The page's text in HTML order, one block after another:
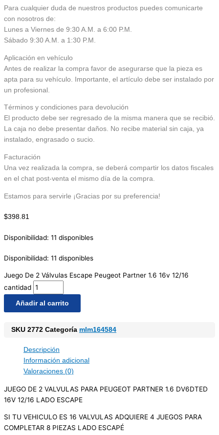
Para cualquier duda de nuestros productos puedes comunicarte
con nosotros de:
Lunes a Viernes de 9:30 A.M. a 6:00 P.M.
Sábado 9:30 A.M. a 1:30 P.M.
Aplicación en vehículo
Antes de realizar la compra favor de asegurarse que la pieza es
apta para su vehículo. Importante, el artículo debe ser instalado por
un profesional.
Términos y condiciones para devolución
El producto debe ser regresado de la misma manera que se recibió.
La caja no debe presentar daños. No recibe material sin caja, ya
instalado, engrasado o sucio.
Facturación
Una vez realizada la compra, se deberá compartir los datos fiscales
en el chat post-venta el mismo día de la compra.
Estamos para servirle ¡Gracias por su preferencia!
$398.81
Disponibilidad: 11 disponibles
Disponibilidad: 11 disponibles
Juego De 2 Válvulas Escape Peugeot Partner 1.6 16v 12/16
cantidad
Añadir al carrito
SKU 2772 Categoría mlm164584
Descripción
Información adicional
Valoraciones (0)
JUEGO DE 2 VALVULAS PARA PEUGEOT PARTNER 1.6 DV6DTED
16V 12/16 LADO ESCAPE
SI TU VEHICULO ES 16 VALVULAS ADQUIERE 4 JUEGOS PARA
COMPLETAR 8 PIEZAS LADO ESCAPÉ